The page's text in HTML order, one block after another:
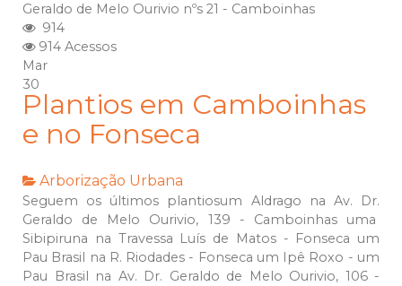
Geraldo de Melo Ourivio nºs 21 - Camboinhas
914
914 Acessos
Mar
30
Plantios em Camboinhas
e no Fonseca
Arborização Urbana
Seguem os últimos plantiosum Aldrago na Av. Dr.
Geraldo de Melo Ourivio, 139 - Camboinhas uma
Sibipiruna na Travessa Luís de Matos - Fonseca um
Pau Brasil na R. Riodades - Fonseca um Ipê Roxo - um
Pau Brasil na Av. Dr. Geraldo de Melo Ourivio, 106 -